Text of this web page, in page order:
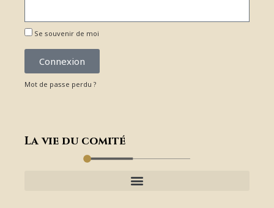
Se souvenir de moi
Connexion
Mot de passe perdu ?
La vie du comité